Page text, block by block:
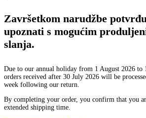
Završetkom narudžbe
upoznati s mogućim
slanja.
Due to our annual holiday from 1 August 2026 to
orders received after 30 July 2026 will be
week following our return.
By completing your order, you confirm that you
extended shipping time.